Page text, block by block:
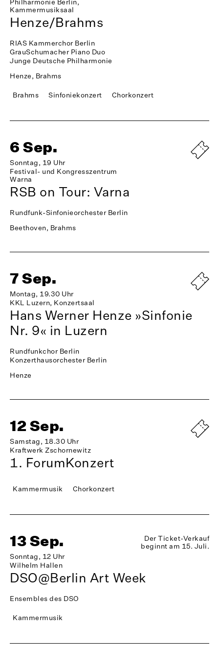
Kammermusiksaal
Henze/Brahms
RIAS Kammerchor Berlin
GrauSchumacher Piano Duo
Junge Deutsche Philharmonie
Henze, Brahms
Brahms Sinfoniekonzert Chorkonzert
6 Sep.
Sonntag, 19 Uhr
Festival- und Kongresszentrum
Warna
RSB on Tour: Varna
Rundfunk-Sinfonieorchester Berlin
Beethoven, Brahms
7 Sep.
Montag, 19.30 Uhr
KKL Luzern, Konzertsaal
Hans Werner Henze »Sinfonie
Nr. 9« in Luzern
Rundfunkchor Berlin
Konzerthausorchester Berlin
Henze
12 Sep.
Samstag, 18.30 Uhr
Kraftwerk Zschornewitz
1. ForumKonzert
Kammermusik Chorkonzert
13 Sep.
Sonntag, 12 Uhr
Wilhelm Hallen
Der Ticket-Verkauf
beginnt am 15. Juli.
DSO@Berlin Art Week
Ensembles des DSO
Kammermusik